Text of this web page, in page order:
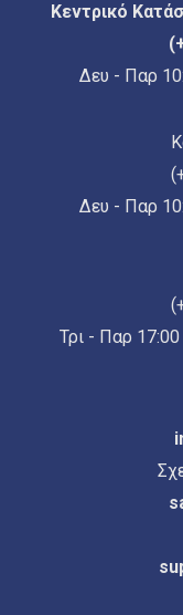
Κεντρικό
Δευ - Παρ
Δευ - Παρ
Τρι - Παρ